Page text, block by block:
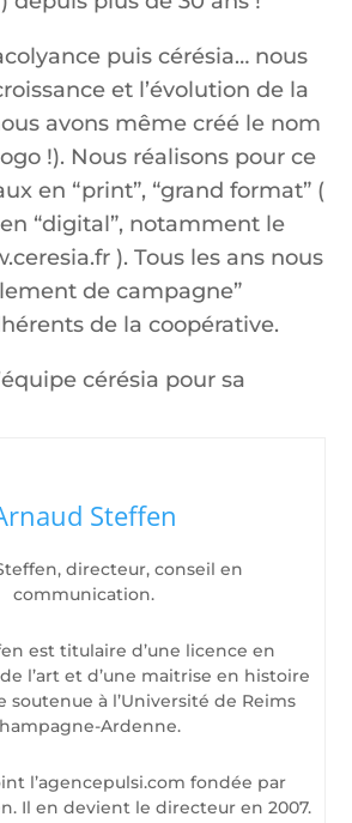
puis cérésia… nous
et l’évolution de la
avons même créé le nom
!). Nous réalisons pour ce
en “print”, “grand format” (
“digital”, notamment le
). Tous les ans nous
de campagne”
de la coopérative.
cérésia pour sa
Steffen
directeur, conseil en
communication.
est titulaire d’une licence en
l’art et d’une maitrise en histoire
à l’Université de Reims
Ardenne.
l’agencepulsi.com fondée par
Il en devient le directeur en 2007.